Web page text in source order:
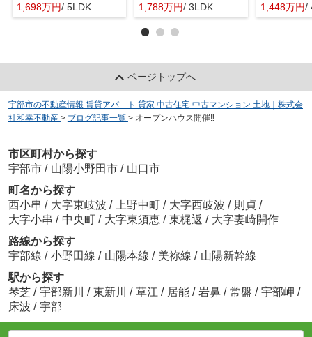
1,698万円/ 5LDK
1,788万円/ 3LDK 1,448万円/
ページトップへ
宇部市の不動産情報 賃貸アパ－ト 貸家 中古住宅 中古マンション 土地｜株式会
社和幸不動産 > ブログ記事一覧 > オープンハウス開催‼
市区町村から探す
宇部市 / 山陽小野田市 / 山口市
町名から探す
西小串 / 大字東岐波 / 上野中町 / 大字西岐波 / 則貞 /
大字小串 / 中央町 / 大字東須恵 / 東梶返 / 大字妻崎開作
路線から探す
宇部線 / 小野田線 / 山陽本線 / 美祢線 / 山陽新幹線
駅から探す
琴芝 / 宇部新川 / 東新川 / 草江 / 居能 / 岩鼻 / 常盤 / 宇部岬 /
床波 / 宇部